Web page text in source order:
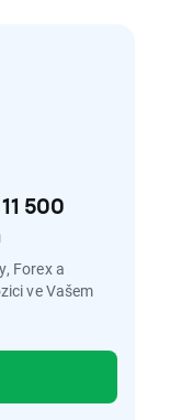
500
Forex a
ve Vašem